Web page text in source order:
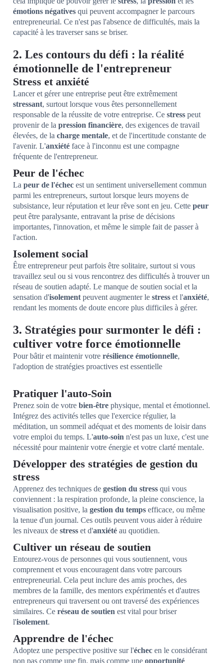
émotions négatives qui peuvent accompagner le parcours
entrepreneurial. Ce n'est pas l'absence de difficultés, mais la
capacité à les traverser sans se briser.
2. Les contours du défi : la réalité
émotionnelle de l'entrepreneur
Stress et anxiété
Lancer et gérer une entreprise peut être extrêmement
stressant, surtout lorsque vous êtes personnellement
responsable de la réussite de votre entreprise. Ce stress peut
provenir de la pression financière, des exigences de travail
élevées, de la charge mentale, et de l'incertitude constante de
l'avenir. L'anxiété face à l'inconnu est une compagne
fréquente de l'entrepreneur.
Peur de l'échec
La peur de l'échec est un sentiment universellement commun
parmi les entrepreneurs, surtout lorsque leurs moyens de
subsistance, leur réputation et leur rêve sont en jeu. Cette peur
peut être paralysante, entravant la prise de décisions
importantes, l'innovation, et même le simple fait de passer à
l'action.
Isolement social
Être entrepreneur peut parfois être solitaire, surtout si vous
travaillez seul ou si vous rencontrez des difficultés à trouver un
réseau de soutien adapté. Le manque de soutien social et la
sensation d'isolement peuvent augmenter le stress et l'anxiété,
rendant les moments de doute encore plus difficiles à gérer.
3. Stratégies pour surmonter le défi :
cultiver votre force émotionnelle
Pour bâtir et maintenir votre résilience émotionnelle,
l'adoption de stratégies proactives est essentielle
Pratiquer l'auto-Soin
Prenez soin de votre bien-être physique, mental et émotionnel.
Intégrez des activités telles que l'exercice régulier, la
méditation, un sommeil adéquat et des moments de loisir dans
votre emploi du temps. L'auto-soin n'est pas un luxe, c'est une
nécessité pour maintenir votre énergie et votre clarté mentale.
Développer des stratégies de gestion du
stress
Apprenez des techniques de gestion du stress qui vous
conviennent : la respiration profonde, la pleine conscience, la
visualisation positive, la gestion du temps efficace, ou même
la tenue d'un journal. Ces outils peuvent vous aider à réduire
les niveaux de stress et d'anxiété au quotidien.
Cultiver un réseau de soutien
Entourez-vous de personnes qui vous soutiennent, vous
comprennent et vous encouragent dans votre parcours
entrepreneurial. Cela peut inclure des amis proches, des
membres de la famille, des mentors expérimentés et d'autres
entrepreneurs qui traversent ou ont traversé des expériences
similaires. Ce réseau de soutien est vital pour briser
l'isolement.
Apprendre de l'échec
Adoptez une perspective positive sur l'échec en le considérant
non pas comme une fin, mais comme une opportunité